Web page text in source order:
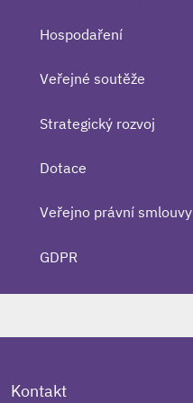
Hospodaření
Veřejné soutěže
Strategický rozvoj
Dotace
Veřejno právní smlouvy
GDPR
Kontakt